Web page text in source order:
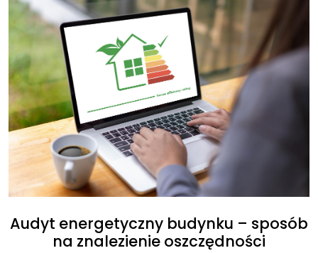
Audyt energetyczny budynku – sposób
na znalezienie oszczędności